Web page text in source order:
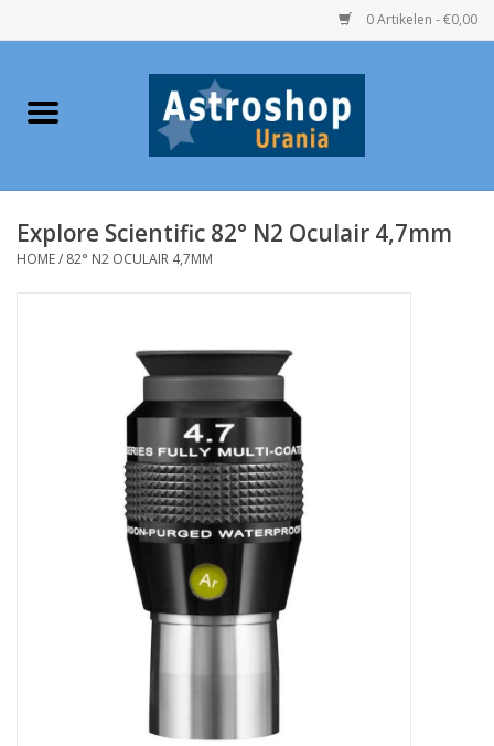
0 Artikelen - €0,00
Home
Telescopen
Urania / Eclipsbrillen
Globes / Gadgets
Explore Scientific 82° N2 Oculair 4,7mm
HOME/ 82° N2 OCULAIR 4,7MM